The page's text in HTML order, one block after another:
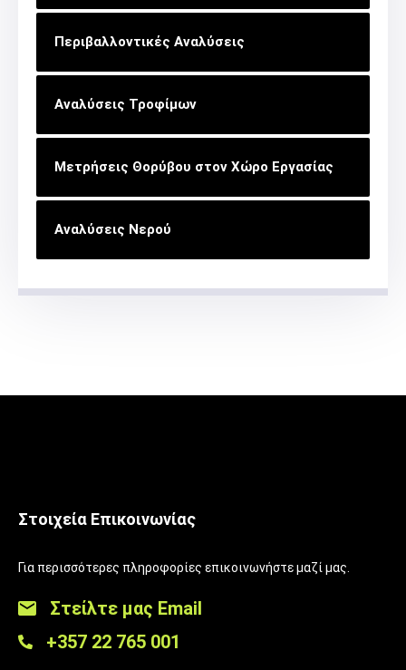
Περιβαλλοντικές Αναλύσεις
Αναλύσεις Τροφίμων
Μετρήσεις Θορύβου στον Χώρο Εργασίας
Αναλύσεις Νερού
Στοιχεία Επικοινωνίας
Για περισσότερες πληροφορίες επικοινωνήστε μαζί μας.
Στείλτε μας Email
+357 22 765 001